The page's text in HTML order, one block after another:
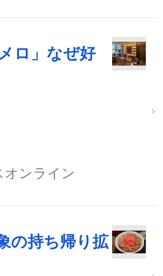
ロ」なぜ好
オンライン
の持ち帰り拡